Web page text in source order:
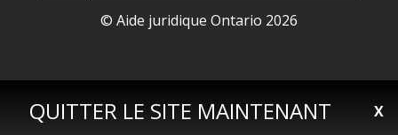
QUITTER LE SITE MAINTENANT X
Legal Aid Ontario copyright information
© Aide juridique Ontario 2026